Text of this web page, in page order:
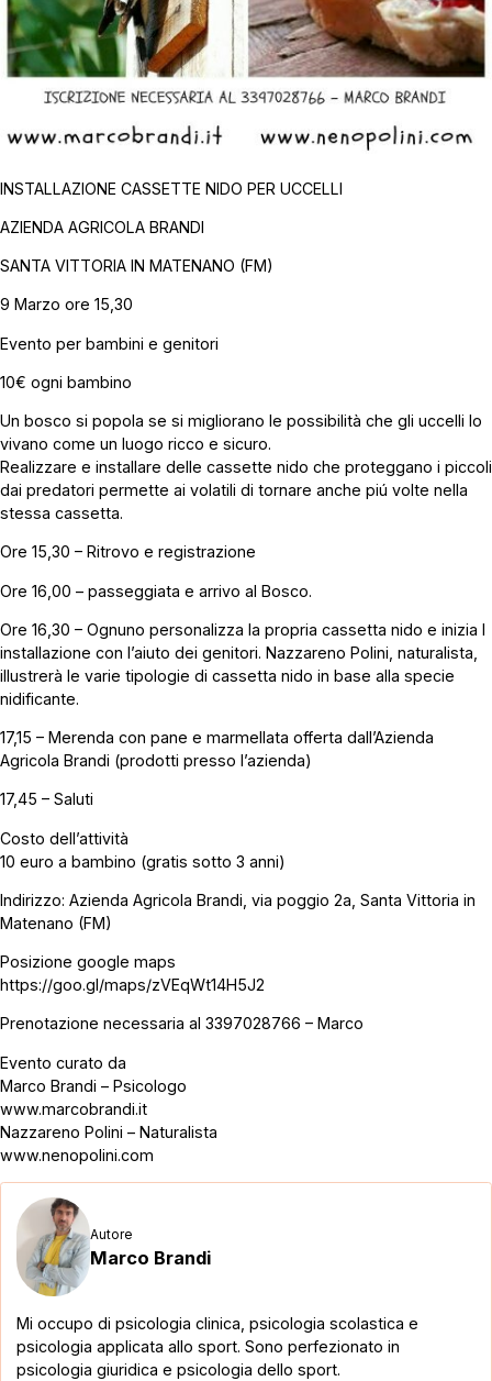
INSTALLAZIONE CASSETTE NIDO PER UCCELLI
AZIENDA AGRICOLA BRANDI
SANTA VITTORIA IN MATENANO (FM)
9 Marzo ore 15,30
Evento per bambini e genitori
10€ ogni bambino
Un bosco si popola se si migliorano le possibilità che gli uccelli lo
vivano come un luogo ricco e sicuro.
Realizzare e installare delle cassette nido che proteggano i piccoli
dai predatori permette ai volatili di tornare anche piú volte nella
stessa cassetta.
Ore 15,30 – Ritrovo e registrazione
Ore 16,00 – passeggiata e arrivo al Bosco.
Ore 16,30 – Ognuno personalizza la propria cassetta nido e inizia l
installazione con l’aiuto dei genitori. Nazzareno Polini, naturalista,
illustrerà le varie tipologie di cassetta nido in base alla specie
nidificante.
17,15 – Merenda con pane e marmellata offerta dall’Azienda
Agricola Brandi (prodotti presso l’azienda)
17,45 – Saluti
Costo dell’attività
10 euro a bambino (gratis sotto 3 anni)
Indirizzo: Azienda Agricola Brandi, via poggio 2a, Santa Vittoria in
Matenano (FM)
Posizione google maps
https://goo.gl/maps/zVEqWt14H5J2
Prenotazione necessaria al 3397028766 – Marco
Evento curato da
Marco Brandi – Psicologo
www.marcobrandi.it
Nazzareno Polini – Naturalista
www.nenopolini.com
Autore
Marco Brandi
Mi occupo di psicologia clinica, psicologia scolastica e
psicologia applicata allo sport. Sono perfezionato in
psicologia giuridica e psicologia dello sport.